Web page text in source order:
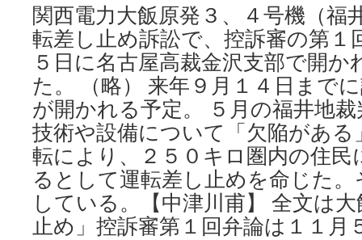
関西電力大飯原発３、４号機（福
転差し止め訴訟で、控訴審の第１
５日に名古屋高裁金沢支部で開
た。 （略） 来年９月１４日まで
が開かれる予定。 ５月の福井地
技術や設備について「欠陥がある
転により、２５０キロ圏内の住民
るとして運転差し止めを命じた
している。【中津川甫】 全文は
止め」控訴審第１回弁論は１１月